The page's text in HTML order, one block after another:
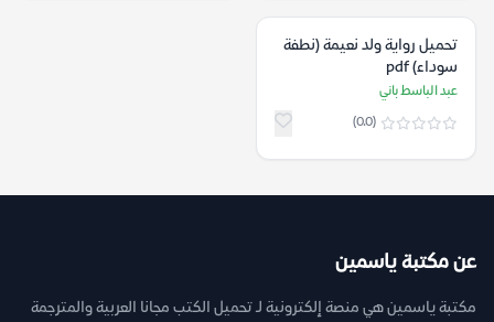
تحميل رواية ولد نعيمة (نطفة
سوداء) pdf
عبد الباسط باني
(0.0)
عن مكتبة ياسمين
مكتبة ياسمين هي منصة إلكترونية لـ تحميل الكتب مجانا العربية والمترجمة